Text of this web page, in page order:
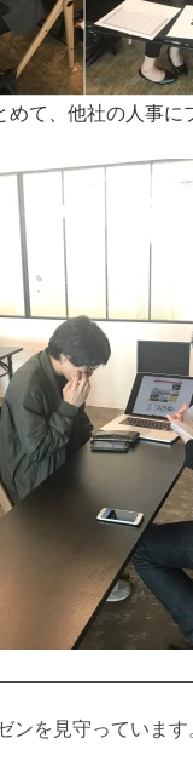
て、他社の人事に
ンを見守っていま